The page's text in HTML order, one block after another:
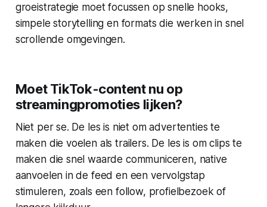
groeistrategie moet focussen op snelle hooks,
simpele storytelling en formats die werken in snel
scrollende omgevingen.
Moet TikTok-content nu op
streamingpromoties lijken?
Niet per se. De les is niet om advertenties te
maken die voelen als trailers. De les is om clips te
maken die snel waarde communiceren, native
aanvoelen in de feed en een vervolgstap
stimuleren, zoals een follow, profielbezoek of